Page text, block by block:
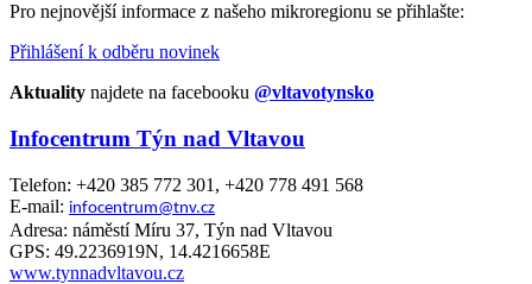
Pro nejnovější informace z našeho mikroregionu se přihlašte:
Přihlášení k odběru novinek
Aktuality najdete na facebooku @vltavotynsko
Infocentrum Týn nad Vltavou
Telefon: +420 385 772 301, +420 778 491 568
E-mail: infocentrum@tnv.cz
Adresa: náměstí Míru 37, Týn nad Vltavou
GPS: 49.2236919N, 14.4216658E
www.tynnadvltavou.cz